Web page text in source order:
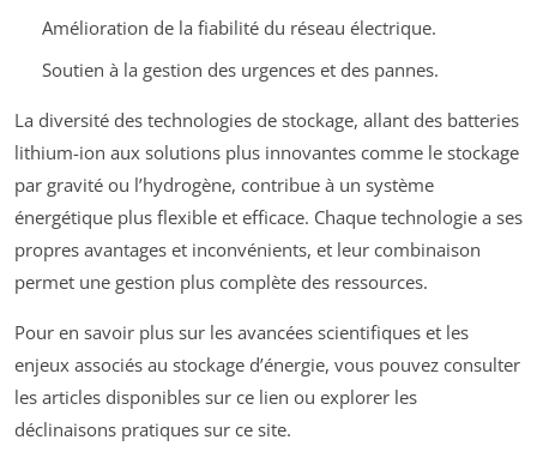
Amélioration de la fiabilité du réseau électrique.
Soutien à la gestion des urgences et des pannes.
La diversité des technologies de stockage, allant des batteries
lithium-ion aux solutions plus innovantes comme le stockage
par gravité ou l’hydrogène, contribue à un système
énergétique plus flexible et efficace. Chaque technologie a ses
propres avantages et inconvénients, et leur combinaison
permet une gestion plus complète des ressources.
Pour en savoir plus sur les avancées scientifiques et les
enjeux associés au stockage d’énergie, vous pouvez consulter
les articles disponibles sur ce lien ou explorer les
déclinaisons pratiques sur ce site.